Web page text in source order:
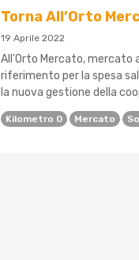
Torna All’Orto
19 Aprile 2022
All'Orto Mercato,
riferimento per la spesa
la nuova gestione della
Kilometro 0 Mercato